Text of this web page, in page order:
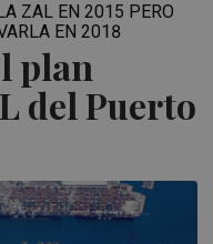
plan
del Puerto
ZAL EN 2015 PERO
EN 2018